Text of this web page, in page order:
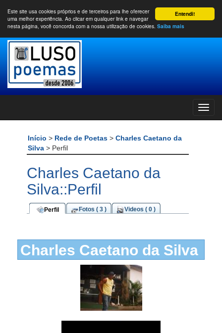
Entendi!
Este site usa cookies próprios e de terceiros para lhe oferecer
uma melhor experiência. Ao clicar em qualquer link e navegar
nesta página, você concorda com a nossa utilização de cookies. Saiba mais
Início > Rede de Poetas > Charles Caetano da
Silva > Perfil
Charles Caetano da
Silva::Perfil
Perfil Fotos ( 3 ) Videos ( 0 )
Charles Caetano da Silva